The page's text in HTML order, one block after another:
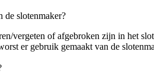
de slotenmaker?
vergeten of afgebroken zijn in het
er gebruik gemaakt van de